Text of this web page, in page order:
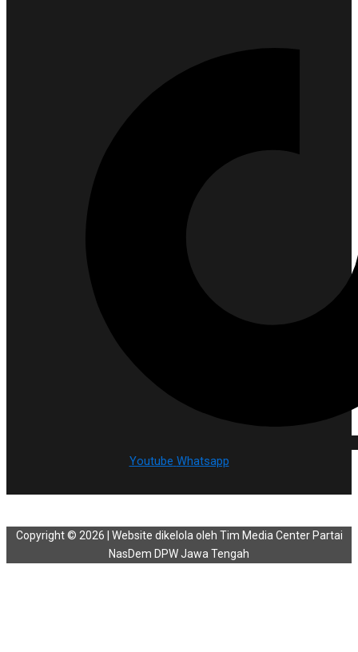
Youtube Whatsapp
Copyright © 2026 | Website dikelola oleh Tim Media Center Partai
NasDem DPW Jawa Tengah